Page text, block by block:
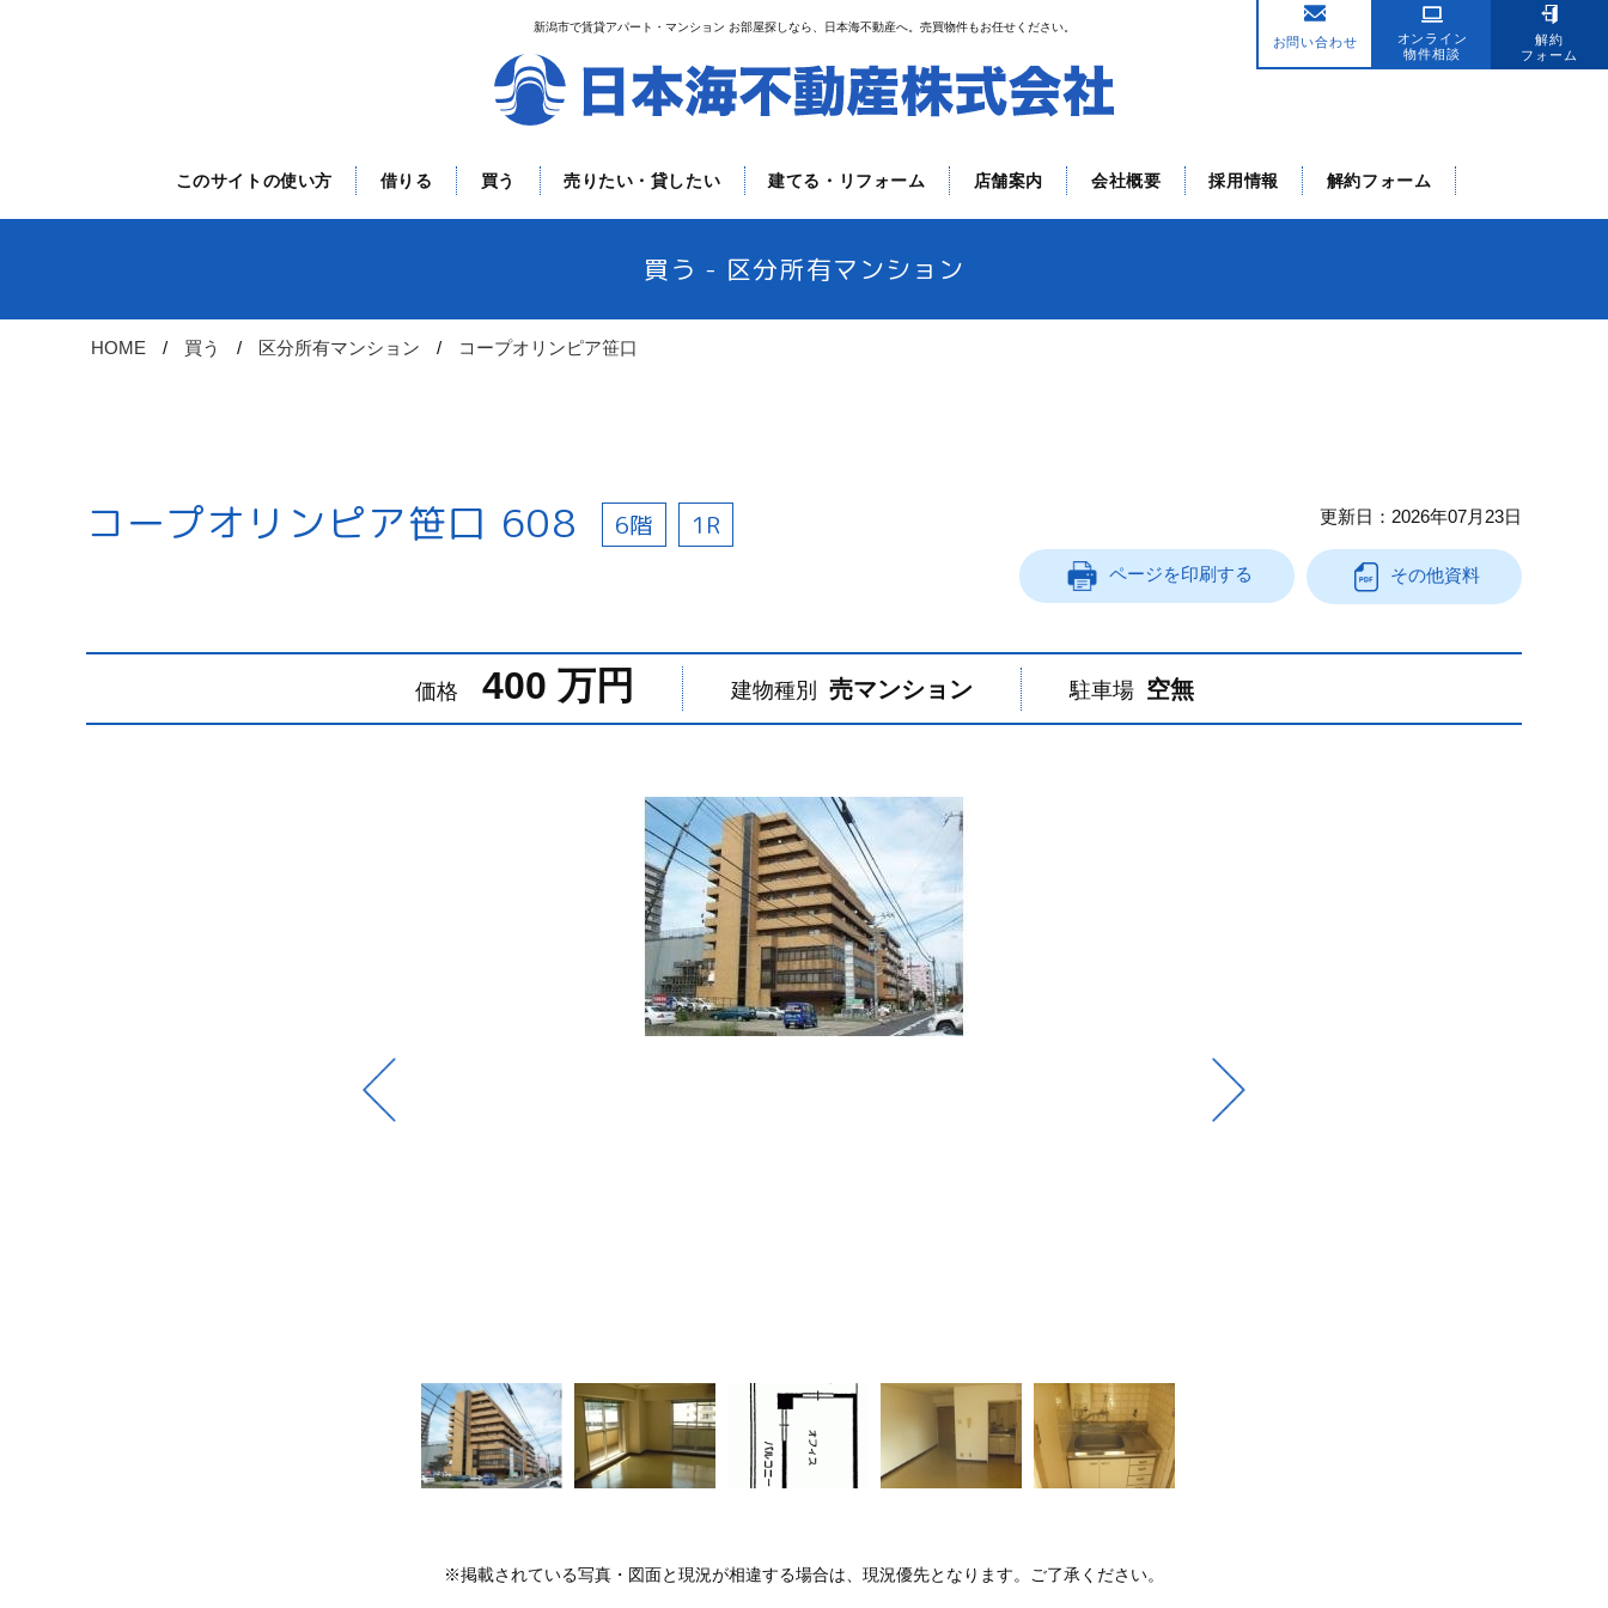
新潟市で賃貸アパート・マンション お部屋探しなら、日本海不動産へ。売買物件もお任せください。
お問い合わせ
オンライン
物件相談
解約
フォーム
このサイトの使い方 借りる 買う 売りたい・貸したい 建てる・リフォーム 店舗案内 会社概要 採用情報 解約フォーム
買う - 区分所有マンション
HOME 買う 区分所有マンション コープオリンピア笹口
コープオリンピア笹口 608 6階 1R 更新日：2026年07月23日
ページを印刷する その他資料
価格 400 万円 建物種別 売マンション 駐車場 空無
※掲載されている写真・図面と現況が相違する場合は、現況優先となります。ご了承ください。